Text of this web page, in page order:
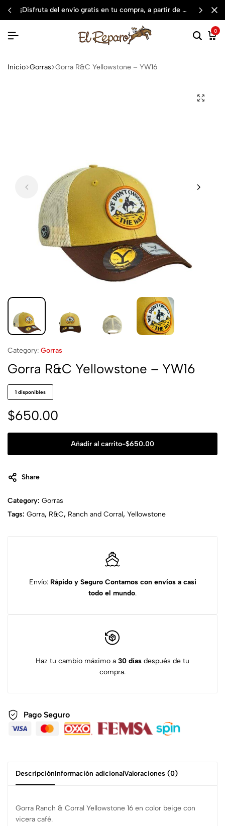
¡disfruta del envío gratis en tu compra, a partir de $3,000 mxn
0
Inicio Gorras Gorra R&C Yellowstone – YW16
Category: Gorras
Gorra R&C Yellowstone – YW16
1 disponibles
$650.00
Añadir al carrito-$650.00
Share
Category: Gorras
Tags: Gorra, R&C, Ranch and Corral, Yellowstone
Envío: Rápido y Seguro Contamos con envíos a casi
todo el mundo.
Haz tu cambio máximo a 30 días después de tu
compra.
Pago Seguro
DescripciónInformación adicionalValoraciones (0)
Gorra Ranch & Corral Yellowstone 16 en color beige con
vicera café.